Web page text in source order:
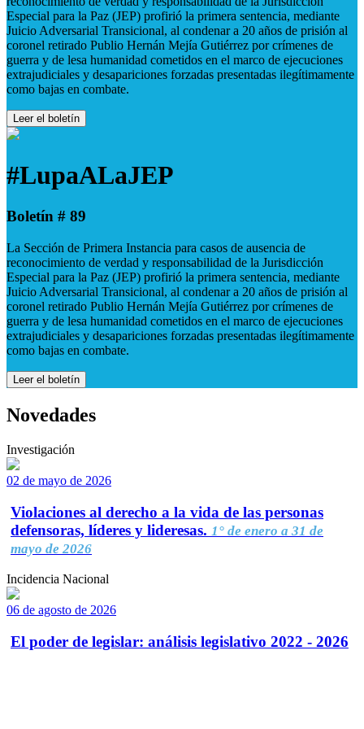
Especial para la Paz (JEP) profirió la primera sentencia, mediante
Juicio Adversarial Transicional, al condenar a 20 años de prisión al
coronel retirado Publio Hernán Mejía Gutiérrez por crímenes de
guerra y de lesa humanidad cometidos en el marco de ejecuciones
extrajudiciales y desapariciones forzadas presentadas ilegítimamente
como bajas en combate.
Leer el boletín
#LupaALaJEP
Boletín # 89
La Sección de Primera Instancia para casos de ausencia de
reconocimiento de verdad y responsabilidad de la Jurisdicción
Especial para la Paz (JEP) profirió la primera sentencia, mediante
Juicio Adversarial Transicional, al condenar a 20 años de prisión al
coronel retirado Publio Hernán Mejía Gutiérrez por crímenes de
guerra y de lesa humanidad cometidos en el marco de ejecuciones
extrajudiciales y desapariciones forzadas presentadas ilegítimamente
como bajas en combate.
Leer el boletín
Novedades
Investigación
02 de mayo de 2026
Violaciones al derecho a la vida de las personas
defensoras, líderes y lideresas. 1° de enero a 31 de
mayo de 2026
Incidencia Nacional
06 de agosto de 2026
El poder de legislar: análisis legislativo 2022 - 2026